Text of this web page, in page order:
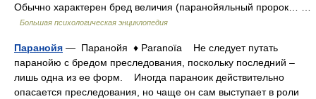
Обычно характерен бред величия (паранойяльный пророк… …
Большая психологическая энциклопедия
Паранойя — Паранойя ♦ Paranoïa Не следует путать
паранойю с бредом преследования, поскольку последний –
лишь одна из ее форм. Иногда параноик действительно
опасается преследования, но чаще он сам выступает в роли